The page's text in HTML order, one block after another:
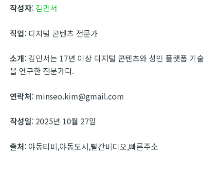
작성자:김민서
직업: 디지털 콘텐츠 전문가
소개: 김민서는 17년 이상 디지털 콘텐츠와 성인 플랫폼 기술
을 연구한 전문가다.
연락처: minseo.kim@gmail.com
작성일: 2025년 10월 27일
출처: 야동티비,야동도시,빨간비디오,빠른주소